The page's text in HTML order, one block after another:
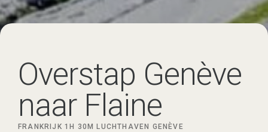
Overstap Genève
naar Flaine
FRANKRIJK 1H 30M LUCHTHAVEN GENÈVE